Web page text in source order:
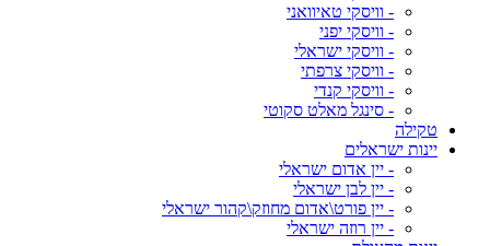
- וויסקי טאיוואני
- וויסקי יפני
- וויסקי ישראלי
- וויסקי צרפתי
- וויסקי קנדי
- סינגל מאלט סקוטי
טקילה
יינות ישראלים
- יין אדום ישראלי
- יין לבן ישראלי
- יין פורט\אדום מחוזק\קהור ישראלי
- יין רוזה ישראלי